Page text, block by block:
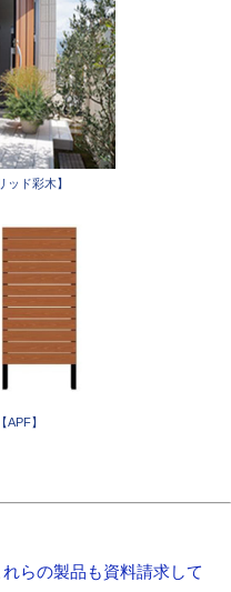
ッド彩木】
】
らの製品も資料請求して